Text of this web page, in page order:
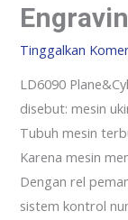
Tinggalkan
LD6090
disebut: mesin
Tubuh mesin
Karena mesin
Dengan rel
sistem kontrol